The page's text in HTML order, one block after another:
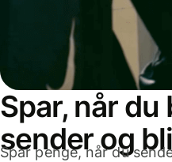
Spar, når du
sender og
Spar penge, når du